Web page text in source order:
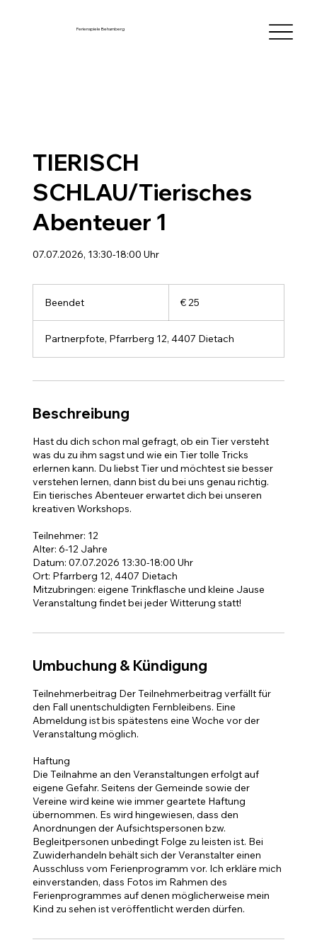
Ferienspiele Behamberg
TIERISCH
SCHLAU/Tierisches
Abenteuer 1
07.07.2026, 13:30-18:00 Uhr
BeendetB
n
d
t
€ 25
Partnerpfote, Pfarrberg 12, 4407 Dietach
Beschreibung
Hast du dich schon mal gefragt, ob ein Tier versteht
was du zu ihm sagst und wie ein Tier tolle Tricks
erlernen kann. Du liebst Tier und möchtest sie besser
verstehen lernen, dann bist du bei uns genau richtig.
Ein tierisches Abenteuer erwartet dich bei unseren
kreativen Workshops.
Teilnehmer: 12
Alter: 6-12 Jahre
Datum: 07.07.2026 13:30-18:00 Uhr
Ort: Pfarrberg 12, 4407 Dietach
Mitzubringen: eigene Trinkflasche und kleine Jause
Veranstaltung findet bei jeder Witterung statt!
Umbuchung & Kündigung
Teilnehmerbeitrag Der Teilnehmerbeitrag verfällt für
den Fall unentschuldigten Fernbleibens. Eine
Abmeldung ist bis spätestens eine Woche vor der
Veranstaltung möglich.
Haftung
Die Teilnahme an den Veranstaltungen erfolgt auf
eigene Gefahr. Seitens der Gemeinde sowie der
Vereine wird keine wie immer geartete Haftung
übernommen. Es wird hingewiesen, dass den
Anordnungen der Aufsichtspersonen bzw.
Begleitpersonen unbedingt Folge zu leisten ist. Bei
Zuwiderhandeln behält sich der Veranstalter einen
Ausschluss vom Ferienprogramm vor. Ich erkläre mich
einverstanden, dass Fotos im Rahmen des
Ferienprogrammes auf denen möglicherweise mein